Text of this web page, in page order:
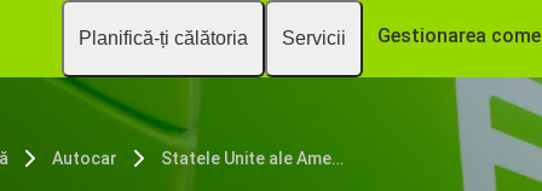
Planifică-ți călătoria Servicii Gestionarea
Autocar Statele Unite ale Americii